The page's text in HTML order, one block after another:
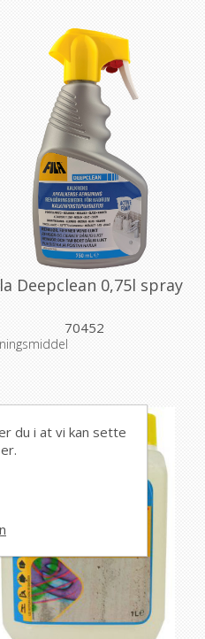
Deepclean 0,75l spray
70452
du i at vi kan sette